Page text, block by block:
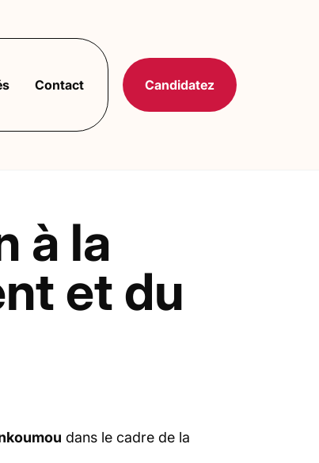
Contact Candidatez
à la
et du
dans le cadre de la